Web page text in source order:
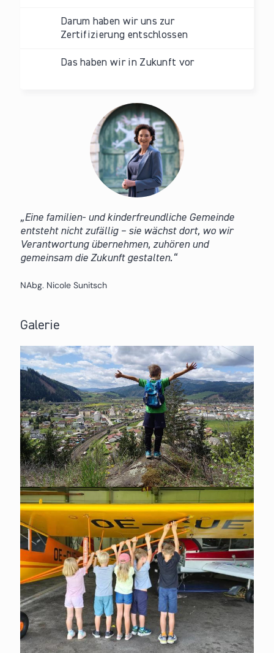
Darum haben wir uns zur
Zertifizierung entschlossen
Das haben wir in Zukunft vor
Eine familien- und kinderfreundliche Gemeinde
entsteht nicht zufällig – sie wächst dort, wo wir
Verantwortung übernehmen, zuhören und
gemeinsam die Zukunft gestalten.
NAbg. Nicole Sunitsch
Galerie